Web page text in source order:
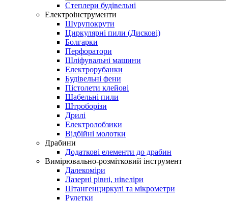
Степлери будівельні
Електроінструменти
Шурупокрути
Циркулярні пили (Дискові)
Болгарки
Перфоратори
Шліфувальні машини
Електрорубанки
Будівельні фени
Пістолети клейові
Шабельні пили
Штроборізи
Дрилі
Електролобзики
Відбійні молотки
Драбини
Додаткові елементи до драбин
Вимірювально-розмітковий інструмент
Далекоміри
Лазерні рівні, нівеліри
Штангенциркулі та мікрометри
Рулетки